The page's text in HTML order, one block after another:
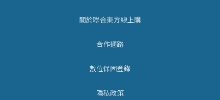
關於聯合東方線上購
合作通路
數位保固登錄
隱私政策